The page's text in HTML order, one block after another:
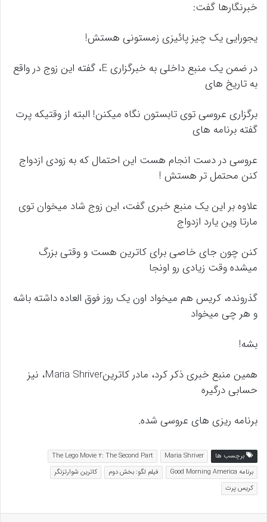
خبرنگارها گفت:
یجورایی یک چیز پائیزی زمستونی هستش!
در ضمن یک منبع داخلی به خبرگزاری E، گفته این زوج در واقع
به تاریخ های
برگزاری عروسی توی تابستون نگاه میکنن! البته از وقتیکه پرت
گفته برنامه های
عروسی در دست انجام هست این احتمال که به زودی ازدواج
کنن محتمل تر هستش !
علاوه بر این یک منبع خبری گفت، این زوج شاد میخوان توی
مارتا وین یارد ازدواج
کنن چون جای خاصی برای کاترین هست و وقتی بزرگ
میشده وقت زیادی رو اونجا
گذرونده، کریس هم میخواد اون یک روز فوق العاده داشته باشه
و هر چی میخواد
بشه!
همین منبع خبری ذکر کرد، مادر کاترینMaria Shriver، نیز
حسابی درگیره
برنامه ریزی های عروسی شده.
برچسب ها Maria Shriver
The Lego Movie 2: The Second Part
برنامه Good Morning America
فیلم لگو: بخش دوم
کاترین شوارتزنگر
کریس پرت